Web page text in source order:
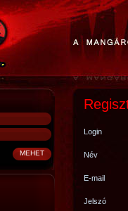
Login
Név
E-mail
Jelszó